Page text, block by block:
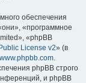
обеспечения
«программное
«phpBB
License v2» (в
www.phpbb.com.
phpBB строго
и phpBB